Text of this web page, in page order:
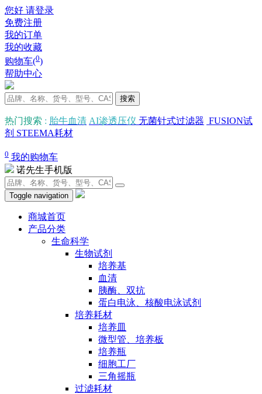
您好 请登录
免费注册
我的订单
我的收藏
购物车(0)
帮助中心
搜索
热门搜索 : 胎牛血清 AI渗透压仪 无菌针式过滤器 FUSION试
剂 STEEMA耗材
0 我的购物车
诺先生手机版
Toggle navigation
商城首页
产品分类
生命科学
生物试剂
培养基
血清
胰酶、双抗
蛋白电泳、核酸电泳试剂
培养耗材
培养皿
微型管、培养板
培养瓶
细胞工厂
三角摇瓶
过滤耗材